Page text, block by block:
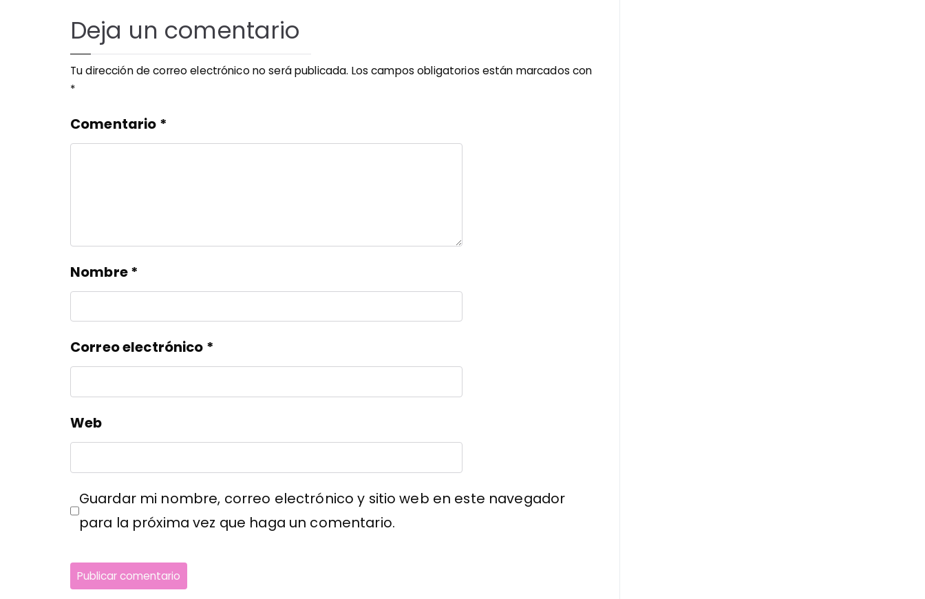
Deja un comentario
Tu dirección de correo electrónico no será publicada. Los campos obligatorios están marcados con
*
Comentario *
Nombre*
Correo electrónico *
Web
Guardar mi nombre, correo electrónico y sitio web en este navegador
para la próxima vez que haga un comentario.